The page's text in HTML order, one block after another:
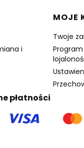
i
MOJE
Twoje
Program
płatności